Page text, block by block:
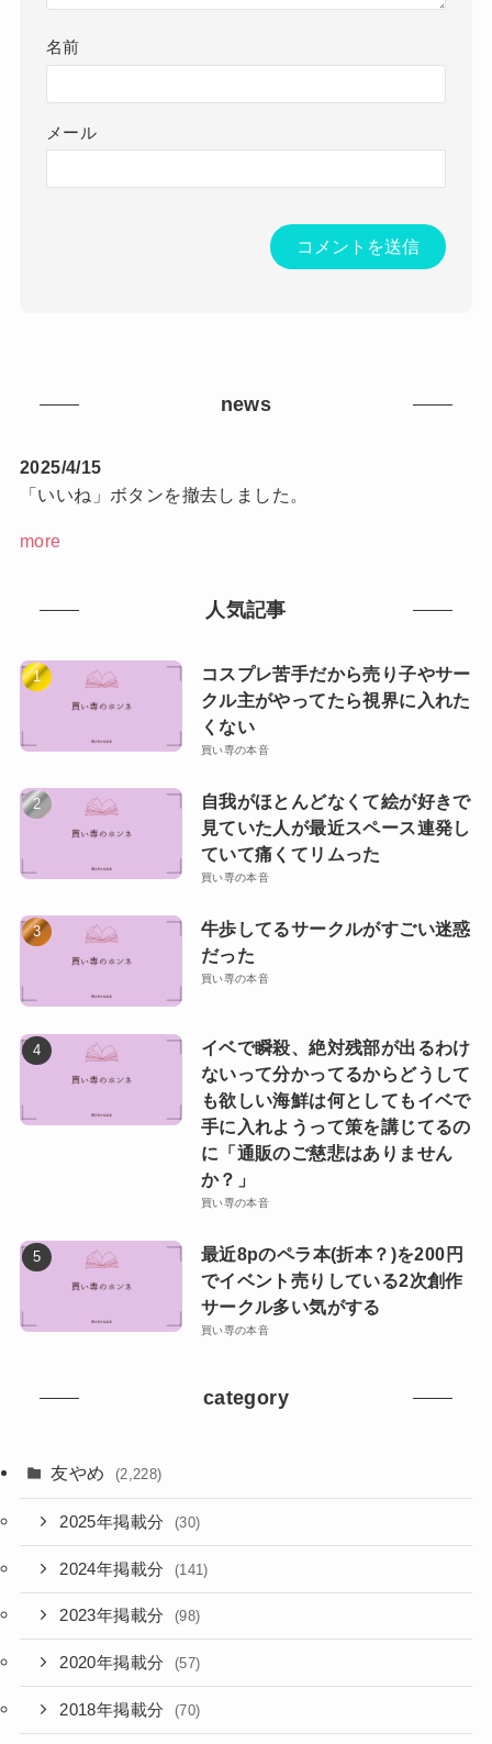
名前
メール
news
2025/4/15
「いいね」ボタンを撤去しました。
more
人気記事
コスプレ苦手だから売り子やサー
クル主がやってたら視界に入れた
くない
買い専の本音
自我がほとんどなくて絵が好きで
見ていた人が最近スペース連発し
ていて痛くてリムった
買い専の本音
牛歩してるサークルがすごい迷惑
だった
買い専の本音
イベで瞬殺、絶対残部が出るわけ
ないって分かってるからどうして
も欲しい海鮮は何としてもイベで
手に入れようって策を講じてるの
に「通販のご慈悲はありません
か？」
買い専の本音
最近8pのペラ本(折本？)を200円
でイベント売りしている2次創作
サークル多い気がする
買い専の本音
category
友やめ (2,228)
2025年掲載分 (30)
2024年掲載分 (141)
2023年掲載分 (98)
2020年掲載分 (57)
2018年掲載分 (70)